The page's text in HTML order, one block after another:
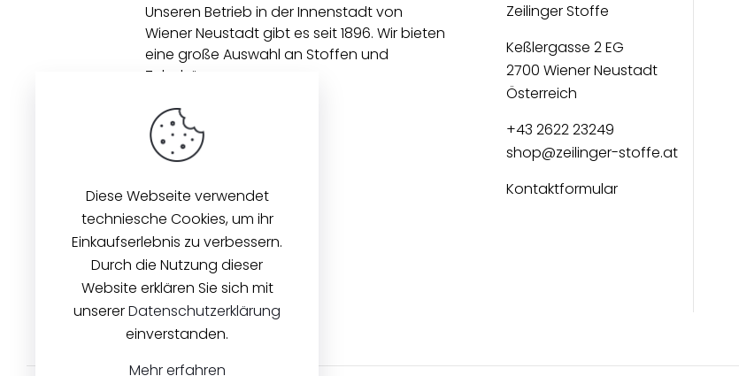
Unseren Betrieb in der Innenstadt von
Wiener Neustadt gibt es seit 1896. Wir bieten
eine große Auswahl an Stoffen und
Zubehör an.
Zeilinger Stoffe
Keßlergasse 2 EG
2700 Wiener Neustadt
Österreich
+43 2622 23249
shop@zeilinger-stoffe.at
Kontaktformular
Diese Webseite verwendet
techniesche Cookies, um ihr
Einkaufserlebnis zu verbessern.
Durch die Nutzung dieser
Website erklären Sie sich mit
unsererDatenschutzerklärung
einverstanden.
Mehr erfahren